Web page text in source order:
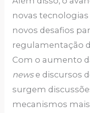
novas
novos desafios
regulamentação
Com o aumento
newse discursos
surgem
mecanismos